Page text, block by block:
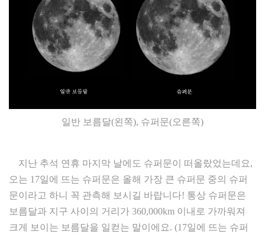
일반 보름달(왼쪽), 슈퍼문(오른쪽)
지난 추석 연휴 마지막 날에도 슈퍼문이 떠올랐었는데요,
오는 17일에 뜨는 슈퍼문은 올해 가장 큰 슈퍼문 중의 슈퍼
문이라고 하니 꼭 관측해 보시길 바랍니다! 통상 슈퍼문은
보름달과 지구 사이의 거리가 360,000km 이내로 가까워져
크게 보이는 보름달을 일컫는 말이에요. (17일에 뜨는 슈퍼